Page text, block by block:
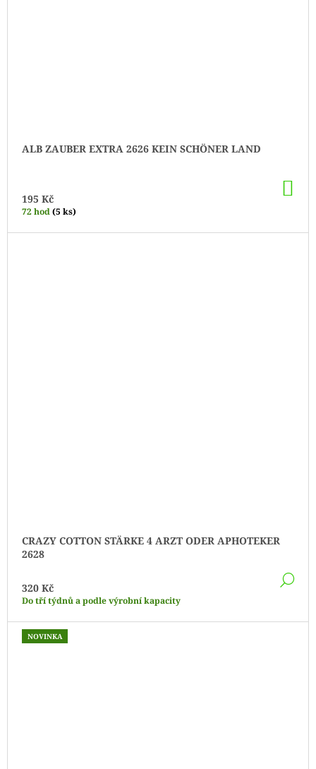
ALB ZAUBER EXTRA 2626 KEIN SCHÖNER LAND
195 Kč
72 hod(5 ks)
CRAZY COTTON STÄRKE 4 ARZT ODER APHOTEKER
2628
320 Kč
Do tří týdnů a podle výrobní kapacity
NOVINKA